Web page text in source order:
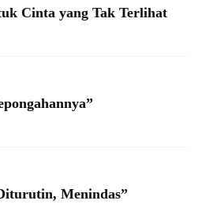
Cinta yang Tak Terlihat
Menindas”